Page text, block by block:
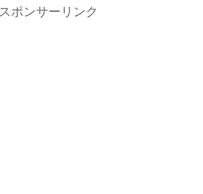
スポンサーリンク